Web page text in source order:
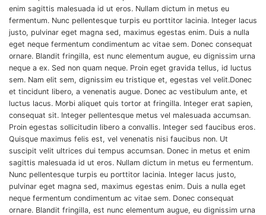
enim sagittis malesuada id ut eros. Nullam dictum in metus eu
fermentum. Nunc pellentesque turpis eu porttitor lacinia. Integer lacus
justo, pulvinar eget magna sed, maximus egestas enim. Duis a nulla
eget neque fermentum condimentum ac vitae sem. Donec consequat
ornare. Blandit fringilla, est nunc elementum augue, eu dignissim urna
neque a ex. Sed non quam neque. Proin eget gravida tellus, id luctus
sem. Nam elit sem, dignissim eu tristique et, egestas vel velit.Donec
et tincidunt libero, a venenatis augue. Donec ac vestibulum ante, et
luctus lacus. Morbi aliquet quis tortor at fringilla. Integer erat sapien,
consequat sit. Integer pellentesque metus vel malesuada accumsan.
Proin egestas sollicitudin libero a convallis. Integer sed faucibus eros.
Quisque maximus felis est, vel venenatis nisi faucibus non. Ut
suscipit velit ultrices dui tempus accumsan. Donec in metus et enim
sagittis malesuada id ut eros. Nullam dictum in metus eu fermentum.
Nunc pellentesque turpis eu porttitor lacinia. Integer lacus justo,
pulvinar eget magna sed, maximus egestas enim. Duis a nulla eget
neque fermentum condimentum ac vitae sem. Donec consequat
ornare. Blandit fringilla, est nunc elementum augue, eu dignissim urna